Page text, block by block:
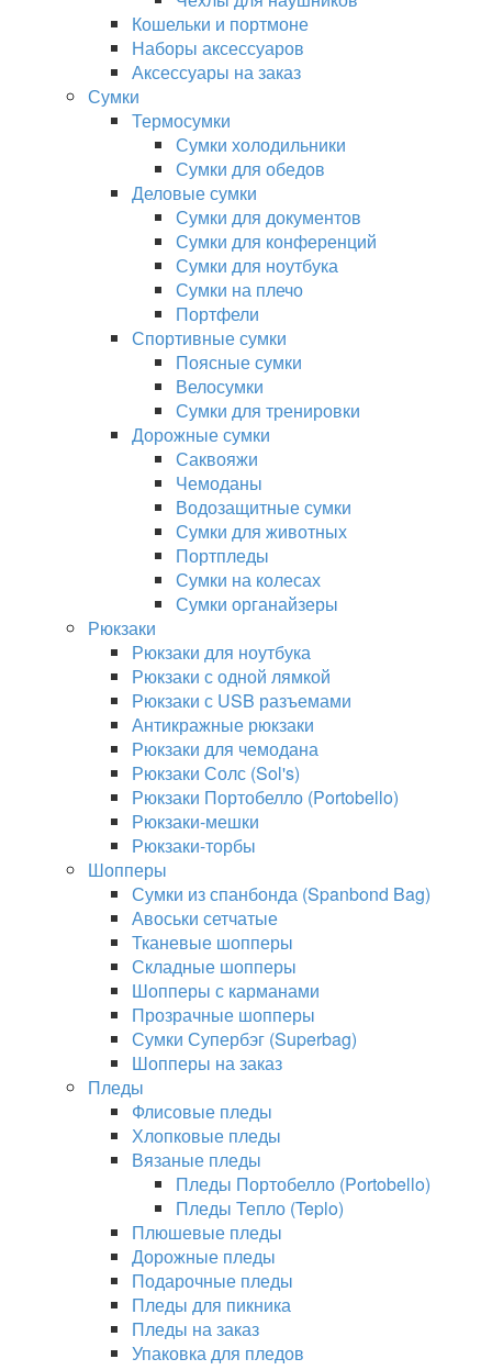
Кошельки и портмоне
Наборы аксессуаров
Аксессуары на заказ
Сумки
Термосумки
Сумки холодильники
Сумки для обедов
Деловые сумки
Сумки для документов
Сумки для конференций
Сумки для ноутбука
Сумки на плечо
Портфели
Спортивные сумки
Поясные сумки
Велосумки
Сумки для тренировки
Дорожные сумки
Саквояжи
Чемоданы
Водозащитные сумки
Сумки для животных
Портпледы
Сумки на колесах
Сумки органайзеры
Рюкзаки
Рюкзаки для ноутбука
Рюкзаки с одной лямкой
Рюкзаки с USB разъемами
Антикражные рюкзаки
Рюкзаки для чемодана
Рюкзаки Солс (Sol's)
Рюкзаки Портобелло (Portobello)
Рюкзаки-мешки
Рюкзаки-торбы
Шопперы
Сумки из спанбонда (Spanbond Bag)
Авоськи сетчатые
Тканевые шопперы
Складные шопперы
Шопперы с карманами
Прозрачные шопперы
Сумки Супербэг (Superbag)
Шопперы на заказ
Пледы
Флисовые пледы
Хлопковые пледы
Вязаные пледы
Пледы Портобелло (Portobello)
Пледы Тепло (Teplo)
Плюшевые пледы
Дорожные пледы
Подарочные пледы
Пледы для пикника
Пледы на заказ
Упаковка для пледов